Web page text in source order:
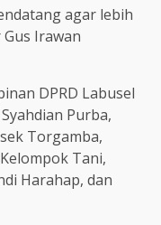
agar lebih
Irawan
DPRD Labusel
Purba,
Torgamba,
Tani,
Harahap, dan